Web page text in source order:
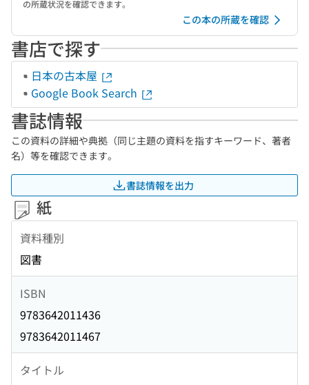
の所蔵状況を確認できます。
この本の所蔵を確認
書店で探す
日本の古本屋
Google Book Search
書誌情報
この資料の詳細や典拠（同じ主題の資料を指すキーワード、著者
名）等を確認できます。
書誌情報を出力
紙
資料種別
図書
ISBN
9783642011436
9783642011467
タイトル